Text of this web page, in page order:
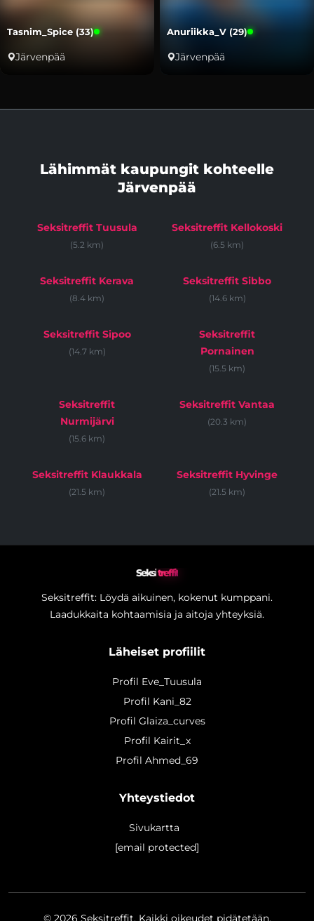
Tasnim_Spice (33)
Järvenpää
Anuriikka_V (29)
Järvenpää
Lähimmät kaupungit kohteelle
Järvenpää
Seksitreffit Tuusula
(5.2 km)
Seksitreffit Kellokoski
(6.5 km)
Seksitreffit Kerava
(8.4 km)
Seksitreffit Sibbo
(14.6 km)
Seksitreffit Sipoo
(14.7 km)
Seksitreffit
Pornainen
(15.5 km)
Seksitreffit
Nurmijärvi
(15.6 km)
Seksitreffit Vantaa
(20.3 km)
Seksitreffit Klaukkala
(21.5 km)
Seksitreffit Hyvinge
(21.5 km)
Seksitreffit
Seksitreffit: Löydä aikuinen, kokenut kumppani.
Laadukkaita kohtaamisia ja aitoja yhteyksiä.
Läheiset profiilit
Profil Eve_Tuusula
Profil Kani_82
Profil Glaiza_curves
Profil Kairit_x
Profil Ahmed_69
Yhteystiedot
Sivukartta
[email protected]
© 2026 Seksitreffit. Kaikki oikeudet pidätetään.